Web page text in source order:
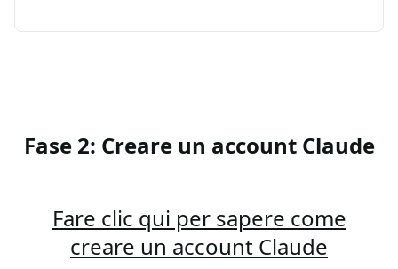
Fase 2: Creare un account Claude
Fare clic qui per sapere come
creare un account Claude